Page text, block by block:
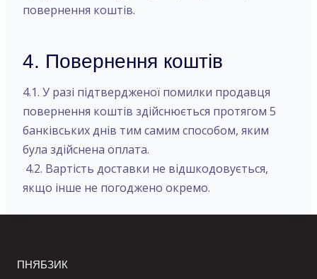
повернення коштів.
4. Повернення коштів
4.1. У разі підтвердженої помилки продавця
повернення коштів здійснюється протягом 5
банківських днів тим самим способом, яким
була здійснена оплата.
4.2. Вартість доставки не відшкодовується,
якщо інше не погоджено окремо.
ПНЯБЗИК